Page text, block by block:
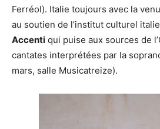
Ferréol). Italie toujours avec la
au soutien de l’institut culturel
Accenti qui puise aux sources de
cantates interprétées par la
mars, salle Musicatreize).